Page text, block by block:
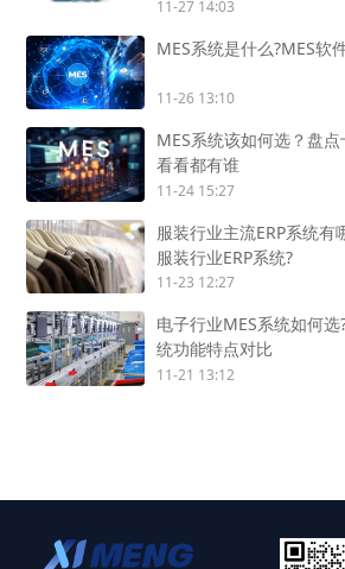
11-27 14:03
MES系统是什么?MES软
11-26 13:10
MES系统该如何选？盘点
看看都有谁
11-24 15:27
服装行业主流ERP系统有
服装行业ERP系统?
11-23 12:27
电子行业MES系统如何
统功能特点对比
11-21 13:12